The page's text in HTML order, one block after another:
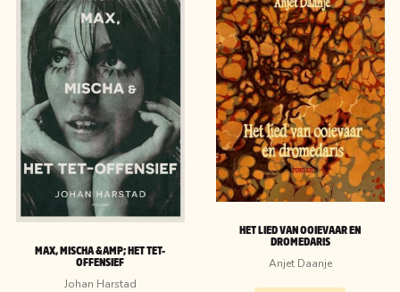
MAX, MISCHA &AMP; HET TET-
OFFENSIEF
Johan Harstad
HET LIED VAN OOIEVAAR EN
DROMEDARIS
Anjet Daanje